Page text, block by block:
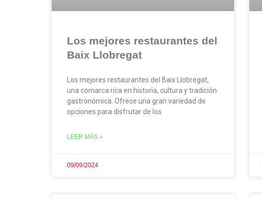
Los mejores restaurantes del
Baix Llobregat
Los mejores restaurantes del Baix Llobregat,
una comarca rica en historia, cultura y tradición
gastronómica. Ofrece una gran variedad de
opciones para disfrutar de los
LEER MÁS »
09/09/2024